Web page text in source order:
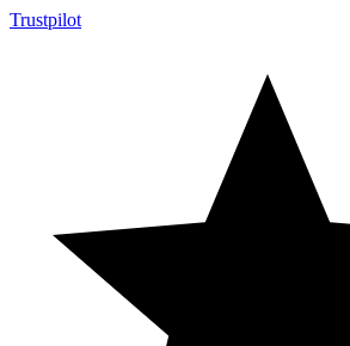
Trustpilot